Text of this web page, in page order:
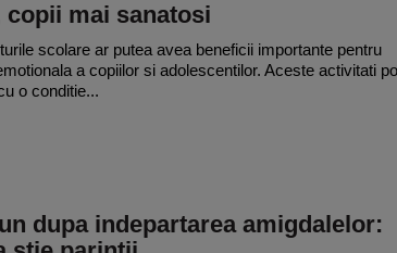
mai sanatosi
scolare ar putea avea beneficii importante pentru
a copiilor si adolescentilor. Aceste activitati
o conditie...
dupa indepartarea amigdalelor: